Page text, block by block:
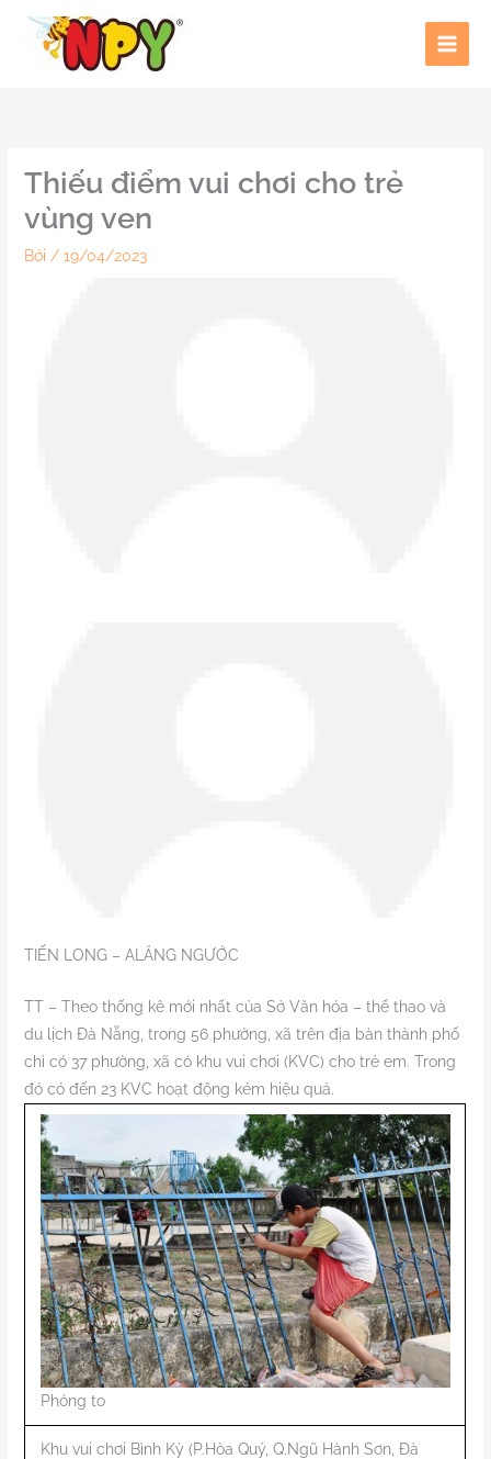
Thiếu điểm vui chơi cho trẻ
vùng ven
Bởi /19/04/2023
TIẾN LONG – ALĂNG NGƯỚC
TT – Theo thống kê mới nhất của Sở Văn hóa – thể thao và
du lịch Đà Nẵng, trong 56 phường, xã trên địa bàn thành phố
chỉ có 37 phường, xã có khu vui chơi (KVC) cho trẻ em. Trong
đó có đến 23 KVC hoạt động kém hiệu quả.
Phóng to
Khu vui chơi Bình Kỳ (P.Hòa Quý, Q.Ngũ Hành Sơn, Đà